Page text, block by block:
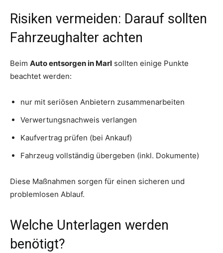
Risiken vermeiden: Darauf sollten
Fahrzeughalter achten
Beim Auto entsorgen in Marl sollten einige Punkte
beachtet werden:
nur mit seriösen Anbietern zusammenarbeiten
Verwertungsnachweis verlangen
Kaufvertrag prüfen (bei Ankauf)
Fahrzeug vollständig übergeben (inkl. Dokumente)
Diese Maßnahmen sorgen für einen sicheren und
problemlosen Ablauf.
Welche Unterlagen werden
benötigt?